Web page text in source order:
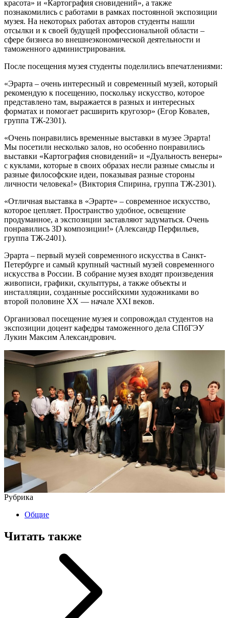
красота» и «Картография сновидений», а также
познакомились с работами в рамках постоянной экспозиции
музея. На некоторых работах авторов студенты нашли
отсылки и к своей будущей профессиональной области –
сфере бизнеса во внешнеэкономической деятельности и
таможенного администрирования.
После посещения музея студенты поделились впечатлениями:
«Эрарта – очень интересный и современный музей, который
рекомендую к посещению, поскольку искусство, которое
представлено там, выражается в разных и интересных
форматах и помогает расширить кругозор» (Егор Ковалев,
группа ТЖ-2301).
«Очень понравились временные выставки в музее Эрарта!
Мы посетили несколько залов, но особенно понравились
выставки «Картография сновидений» и «Дуальность венеры»
с куклами, которые в своих образах несли разные смыслы и
разные философские идеи, показывая разные стороны
личности человека!» (Виктория Спирина, группа ТЖ-2301).
«Отличная выставка в «Эрарте» – современное искусство,
которое цепляет. Пространство удобное, освещение
продуманное, а экспозиции заставляют задуматься. Очень
понравились 3D композиции!» (Александр Перфильев,
группа ТЖ-2401).
Эрарта – первый музей современного искусства в Санкт-
Петербурге и самый крупный частный музей современного
искусства в России. В собрание музея входят произведения
живописи, графики, скульптуры, а также объекты и
инсталляции, созданные российскими художниками во
второй половине XX — начале XXI веков.
Организовал посещение музея и сопровождал студентов на
экспозиции доцент кафедры таможенного дела СПбГЭУ
Лукин Максим Александрович.
Рубрика
Общие
Читать также